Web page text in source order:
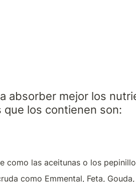
absorber mejor los
que los contienen son:
como las aceitunas o los
como Emmental, Feta,